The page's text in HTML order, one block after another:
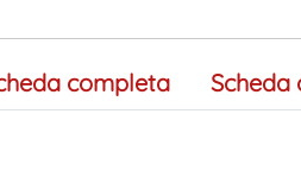
completa Scheda